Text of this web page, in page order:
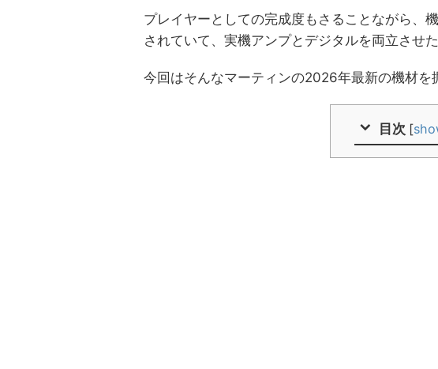
プレイヤーとしての完成度もさることながら、
されていて、実機アンプとデジタルを両立させ
今回はそんなマーティンの2026年最新の機材を
目次 [